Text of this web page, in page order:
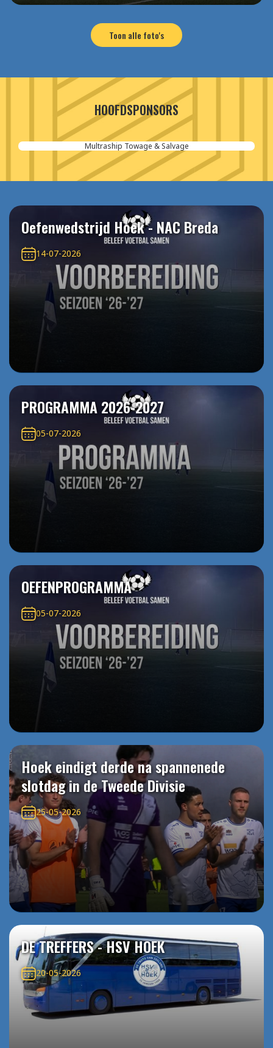
Toon alle foto's
HOOFDSPONSORS
Aannemersbedrijf van der Poel
Oefenwedstrijd Hoek - NAC Breda
14-07-2026
PROGRAMMA 2026-2027
05-07-2026
OEFENPROGRAMMA
05-07-2026
Hoek eindigt derde na spannenede
slotdag in de Tweede Divisie
25-05-2026
DE TREFFERS - HSV HOEK
20-05-2026